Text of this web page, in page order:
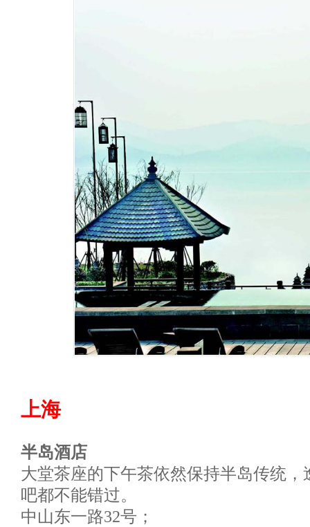
上海
半岛酒店
大堂茶座的下午茶依然保持半岛传统
吧都不能错过。
中山东一路32号；